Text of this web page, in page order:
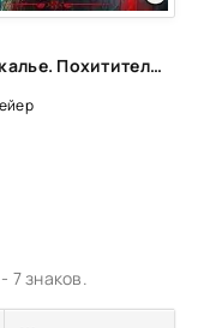
Зазеркалье. Похититель душ - Лана Мейер, Алекс Д.
знаков.